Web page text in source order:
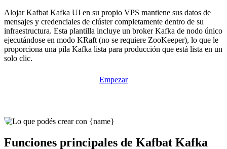
Alojar Kafbat Kafka UI en su propio VPS mantiene sus datos de
mensajes y credenciales de clúster completamente dentro de su
infraestructura. Esta plantilla incluye un broker Kafka de nodo único
ejecutándose en modo KRaft (no se requiere ZooKeeper), lo que le
proporciona una pila Kafka lista para producción que está lista en un
solo clic.
Empezar
Funciones principales de Kafbat Kafka